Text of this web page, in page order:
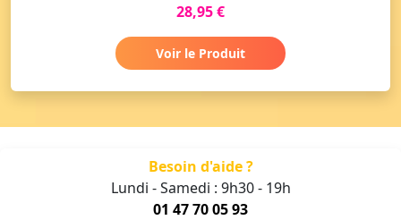
28,95 €
Voir le Produit
Besoin d'aide ?
Lundi - Samedi : 9h30 - 19h
01 47 70 05 93